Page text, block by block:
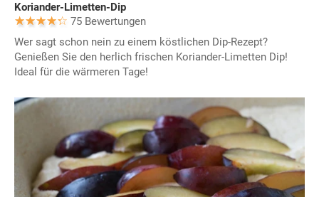
Koriander-Limetten-Dip
75 Bewertungen
Wer sagt schon nein zu einem köstlichen Dip-Rezept?
Genießen Sie den herlich frischen Koriander-Limetten Dip!
Ideal für die wärmeren Tage!